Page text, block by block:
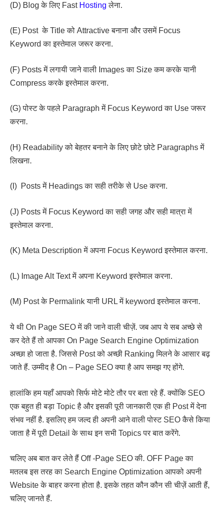
(D) Blog के लिए Fast Hosting लेना.
(E) Post के Title को Attractive बनाना और उसमें Focus
Keyword का इस्तेमाल जरूर करना.
(F) Posts में लगायी जाने वाली Images का Size कम करके यानी
Compress करके इस्तेमाल करना.
(G) पोस्ट के पहले Paragraph में Focus Keyword का Use जरूर
करना.
(H) Readability को बेहतर बनाने के लिए छोटे छोटे Paragraphs में
लिखना.
(I) Posts में Headings का सही तरीके से Use करना.
(J) Posts में Focus Keyword का सही जगह और सही मात्रा में
इस्तेमाल करना.
(K) Meta Description में अपना Focus Keyword इस्तेमाल करना.
(L) Image Alt Text में अपना Keyword इस्तेमाल करना.
(M) Post के Permalink यानी URL में keyword इस्तेमाल करना.
ये थी On Page SEO में की जाने वाली चीज़ें. जब आप ये सब अच्छे से
कर देते हैं तो आपका On Page Search Engine Optimization
अच्छा हो जाता है. जिससे Post को अच्छी Ranking मिलने के आसार बढ़
जाते हैं. उम्मीद है On – Page SEO क्या है आप समझ गए होंगे.
हालांकि हम यहाँ आपको सिर्फ मोटे मोटे तौर पर बता रहे हैं. क्योंकि SEO
एक बहुत ही बड़ा Topic है और इसकी पूरी जानकारी एक ही Post में देना
संभव नहीं है. इसलिए हम जल्द ही अपनी आने वाली पोस्ट SEO कैसे किया
जाता है में पूरी Detail के साथ इन सभी Topics पर बात करेंगे.
चलिए अब बात कर लेते हैं Off -Page SEO की. OFF Page का
मतलब इस तरह का Search Engine Optimization आपको अपनी
Website के बाहर करना होता है. इसके तहत कौन कौन सी चीज़ें आती हैं,
चलिए जानते हैं.